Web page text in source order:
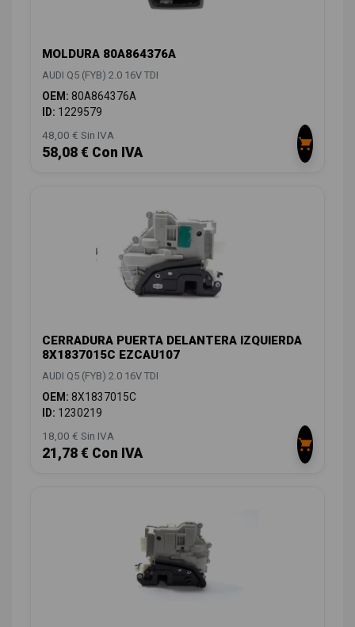
MOLDURA 80A864376A
AUDI Q5 (FYB) 2.0 16V TDI
OEM: 80A864376A
ID: 1229579
48,00 € Sin IVA
58,08 € Con IVA
CERRADURA PUERTA DELANTERA IZQUIERDA
8X1837015C EZCAU107
AUDI Q5 (FYB) 2.0 16V TDI
OEM: 8X1837015C
ID: 1230219
18,00 € Sin IVA
21,78 € Con IVA